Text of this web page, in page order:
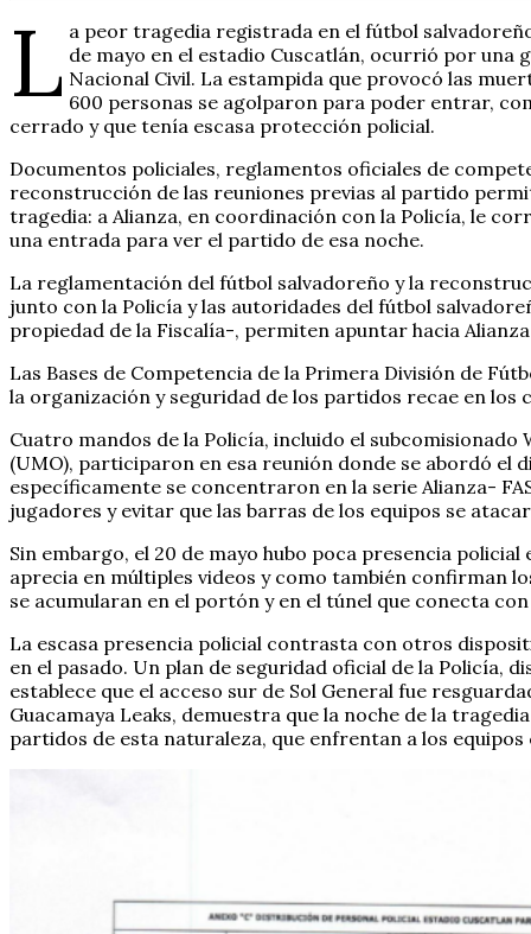
L a peor tragedia registrada en el fútbol
de mayo en el estadio Cuscatlán, ocurrió por una
Nacional Civil. La estampida que provocó las
600 personas se agolparon para poder entrar,
cerrado y que tenía escasa protección policial.
Documentos policiales, reglamentos oficiales de
reconstrucción de las reuniones previas al partido
tragedia: a Alianza, en coordinación con la Policía, le
una entrada para ver el partido de esa noche.
La reglamentación del fútbol salvadoreño y la
junto con la Policía y las autoridades del fútbol
propiedad de la Fiscalía-, permiten apuntar hacia
Las Bases de Competencia de la Primera División de
la organización y seguridad de los partidos recae en
Cuatro mandos de la Policía, incluido el
(UMO), participaron en esa reunión donde se abordó
específicamente se concentraron en la serie Alianza-
jugadores y evitar que las barras de los equipos se
Sin embargo, el 20 de mayo hubo poca presencia
aprecia en múltiples videos y como también confirman
se acumularan en el portón y en el túnel que conecta
La escasa presencia policial contrasta con otros
en el pasado. Un plan de seguridad oficial de la Policía,
establece que el acceso sur de Sol General fue
Guacamaya Leaks, demuestra que la noche de la
partidos de esta naturaleza, que enfrentan a los